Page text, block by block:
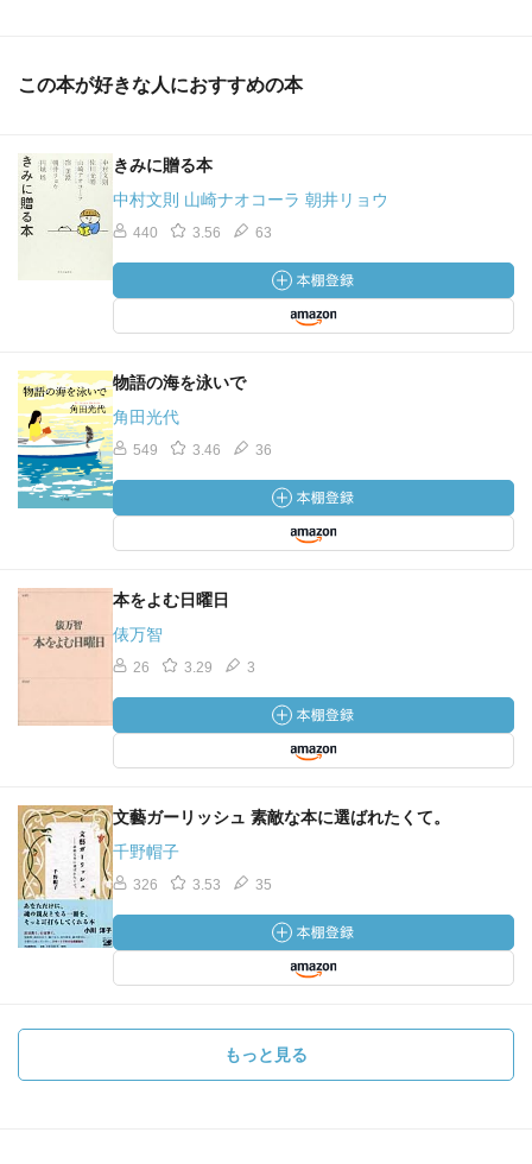
この本が好きな人におすすめの本
きみに贈る本
中村文則 山崎ナオコーラ 朝井リョウ
440 3.56 63
物語の海を泳いで
角田光代
549 3.46 36
本をよむ日曜日
俵万智
26 3.29 3
文藝ガーリッシュ 素敵な本に選ばれたくて。
千野帽子
326 3.53 35
もっと見る